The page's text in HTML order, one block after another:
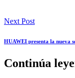
Next Post
HUAWEI presenta la nueva
Continúa